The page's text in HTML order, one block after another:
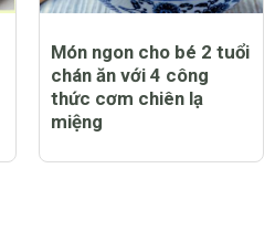
Món ngon cho bé 2 tuổi
chán ăn với 4 công
thức cơm chiên lạ
miệng